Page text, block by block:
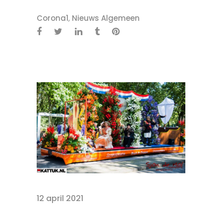
Corona1, Nieuws Algemeen
12 april 2021